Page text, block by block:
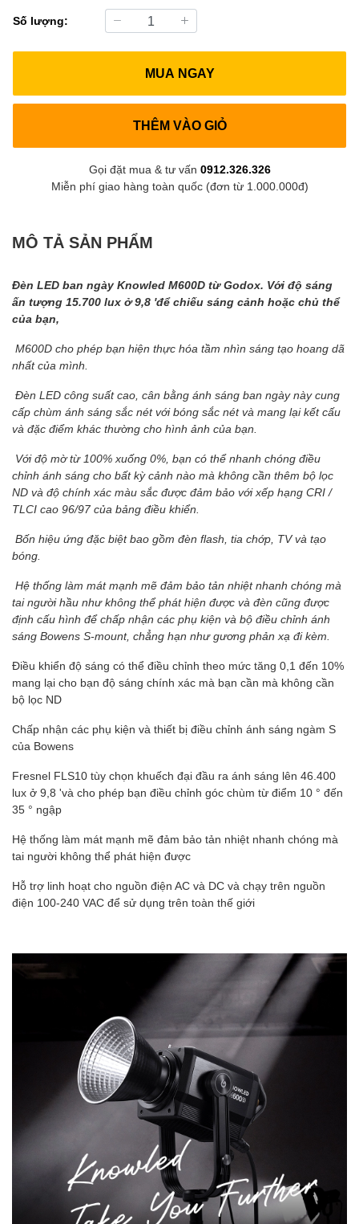
Số lượng:
MUA NGAY
THÊM VÀO GIỎ
Gọi đặt mua & tư vấn 0912.326.326
Miễn phí giao hàng toàn quốc (đơn từ 1.000.000đ)
MÔ TẢ SẢN PHẨM
Đèn LED ban ngày Knowled M600D từ Godox. Với độ sáng
ấn tượng 15.700 lux ở 9,8 'để chiếu sáng cảnh hoặc chủ thể
của bạn,
M600D cho phép bạn hiện thực hóa tầm nhìn sáng tạo hoang dã
nhất của mình.
Đèn LED công suất cao, cân bằng ánh sáng ban ngày này cung
cấp chùm ánh sáng sắc nét với bóng sắc nét và mang lại kết cấu
và đặc điểm khác thường cho hình ảnh của bạn.
Với độ mờ từ 100% xuống 0%, bạn có thể nhanh chóng điều
chỉnh ánh sáng cho bất kỳ cảnh nào mà không cần thêm bộ lọc
ND và độ chính xác màu sắc được đảm bảo với xếp hạng CRI /
TLCI cao 96/97 của bảng điều khiển.
Bốn hiệu ứng đặc biệt bao gồm đèn flash, tia chớp, TV và tạo
bóng.
Hệ thống làm mát mạnh mẽ đảm bảo tản nhiệt nhanh chóng mà
tai người hầu như không thể phát hiện được và đèn cũng được
định cấu hình để chấp nhận các phụ kiện và bộ điều chỉnh ánh
sáng Bowens S-mount, chẳng hạn như gương phản xạ đi kèm.
Điều khiển độ sáng có thể điều chỉnh theo mức tăng 0,1 đến 10%
mang lại cho bạn độ sáng chính xác mà bạn cần mà không cần
bộ lọc ND
Chấp nhận các phụ kiện và thiết bị điều chỉnh ánh sáng ngàm S
của Bowens
Fresnel FLS10 tùy chọn khuếch đại đầu ra ánh sáng lên 46.400
lux ở 9,8 'và cho phép bạn điều chỉnh góc chùm từ điểm 10 ° đến
35 ° ngập
Hệ thống làm mát mạnh mẽ đảm bảo tản nhiệt nhanh chóng mà
tai người không thể phát hiện được
Hỗ trợ linh hoạt cho nguồn điện AC và DC và chạy trên nguồn
điện 100-240 VAC để sử dụng trên toàn thế giới